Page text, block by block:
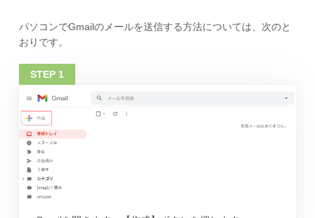
パソコンでGmailのメールを送信する方法については、次のと
おりです。